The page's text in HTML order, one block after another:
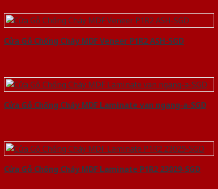
Cửa Gỗ Chống Cháy MDF Veneer P1R2 ASH-SGD
Cửa Gỗ Chống Cháy MDF Laminate van ngang-a-SGD
Cửa Gỗ Chống Cháy MDF Laminate P1R2 23029-SGD